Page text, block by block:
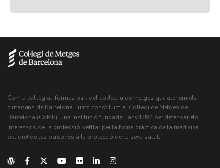
Com a col·legiat, formes part del col·lectiu de metges que atenem els
ciutadans de Barcelona. Junts constituïm el Col·legi de Metges de
Barcelona (CoMB), una institució fundada l'any 1894 per defensar els
interessos de la professió, vetllar per la bona pràctica de la medicina i
pel dret de les persones a la protecció de la seva salut.